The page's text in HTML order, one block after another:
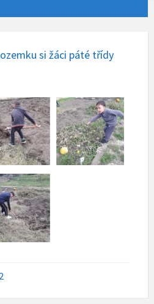
si žáci páté třídy